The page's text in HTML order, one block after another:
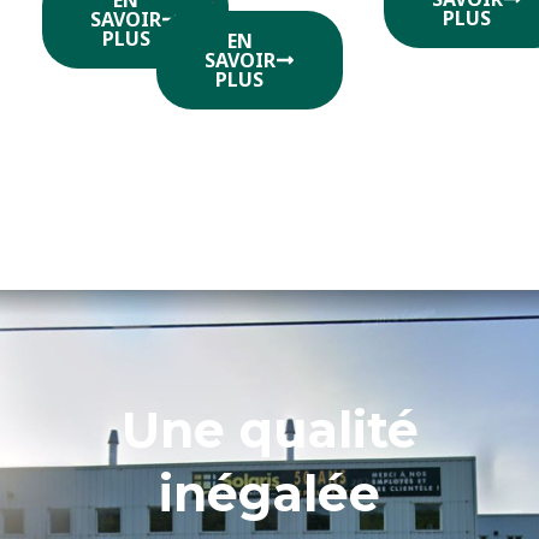
SAVOIR
PLUS EN
SAVOIR
PLUS
PLUS
Une qualité
inégalée